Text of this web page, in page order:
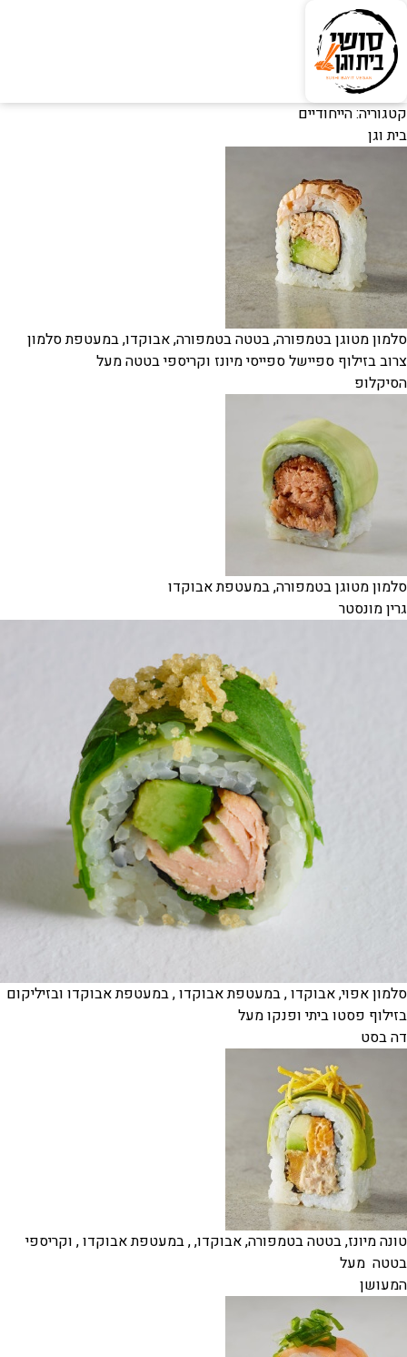
קטגוריה:הייחודיים
בית וגן
סלמון מטוגן בטמפורה, בטטה בטמפורה, אבוקדו, במעטפת סלמון
צרוב בזילוף ספיישל ספייסי מיונז וקריספי בטטה מעל
הסיקלופ
סלמון מטוגן בטמפורה, במעטפת אבוקדו
גרין מונסטר
סלמון אפוי, אבוקדו , במעטפת אבוקדו , במעטפת אבוקדו ובזיליקום
בזילוף פסטו ביתי ופנקו מעל
דה בסט
טונה מיונז, בטטה בטמפורה, אבוקדו, , במעטפת אבוקדו , וקריספי
בטטה מעל
המעושן